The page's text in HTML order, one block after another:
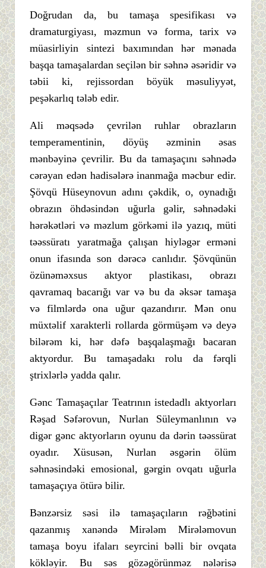
Doğrudan da, bu tamaşa spesifikası və
dramaturgiyası, məzmun və forma, tarix və
müasirliyin sintezi baxımından hər mənada
başqa tamaşalardan seçilən bir səhnə əsəridir və
təbii ki, rejissordan böyük məsuliyyət,
peşəkarlıq tələb edir.
Ali məqsədə çevrilən ruhlar obrazların
temperamentinin, döyüş əzminin əsas
mənbəyinə çevrilir. Bu da tamaşaçını səhnədə
cərəyan edən hadisələrə inanmağa məcbur edir.
Şövqü Hüseynovun adını çəkdik, o, oynadığı
obrazın öhdəsindən uğurla gəlir, səhnədəki
hərəkətləri və məzlum görkəmi ilə yazıq, müti
təəssüratı yaratmağa çalışan hiyləgər erməni
onun ifasında son dərəcə canlıdır. Şövqünün
özünəməxsus aktyor plastikası, obrazı
qavramaq bacarığı var və bu da əksər tamaşa
və filmlərdə ona uğur qazandırır. Mən onu
müxtəlif xarakterli rollarda görmüşəm və deyə
bilərəm ki, hər dəfə başqalaşmağı bacaran
aktyordur. Bu tamaşadakı rolu da fərqli
ştrixlərlə yadda qalır.
Gənc Tamaşaçılar Teatrının istedadlı aktyorları
Rəşad Səfərovun, Nurlan Süleymanlının və
digər gənc aktyorların oyunu da dərin təəssürat
oyadır. Xüsusən, Nurlan əsgərin ölüm
səhnəsindəki emosional, gərgin ovqatı uğurla
tamaşaçıya ötürə bilir.
Bənzərsiz səsi ilə tamaşaçıların rəğbətini
qazanmış xanəndə Mirələm Mirələmovun
tamaşa boyu ifaları seyrcini bəlli bir ovqata
kökləyir. Bu səs gözəgörünməz nələrisə